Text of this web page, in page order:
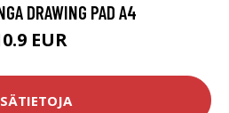
DRAWING PAD A4
EUR